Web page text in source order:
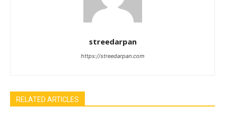
streedarpan
https://streedarpan.com
RELATED ARTICLES